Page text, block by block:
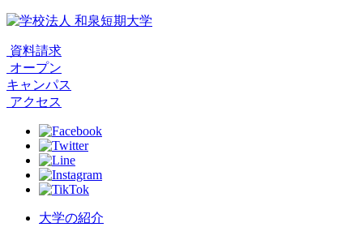
資料請求
オープン
キャンパス
アクセス
大学の紹介